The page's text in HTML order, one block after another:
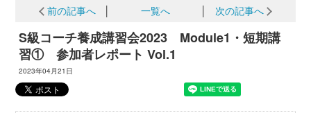
前の記事へ 一覧へ 次の記事へ
S級コーチ養成講習会2023 Module1・短期講
習① 参加者レポート Vol.1
2023年04月21日